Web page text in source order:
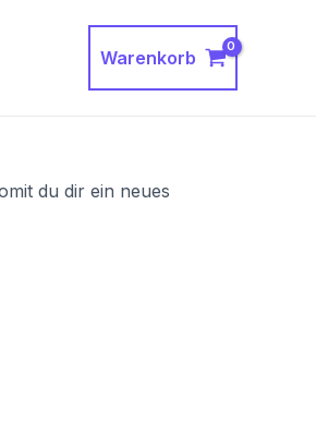
Warenkorb
du dir ein neues